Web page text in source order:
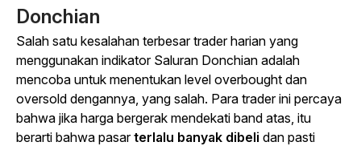
Donchian
Salah satu kesalahan terbesar trader harian yang
menggunakan indikator Saluran Donchian adalah
mencoba untuk menentukan level overbought dan
oversold dengannya, yang salah. Para trader ini percaya
bahwa jika harga bergerak mendekati band atas, itu
berarti bahwa pasarterlalu banyak dibeli dan pasti